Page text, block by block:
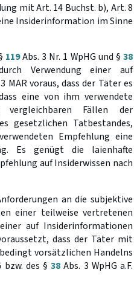
mit Art. 14 Buchst. b), Art. 8
Insiderinformation im Sinne
119Abs. 3 Nr. 1 WpHG und §38
Verwendung einer auf
voraus, dass der Täter es
eine von ihm verwendete
Fällen der
gesetzlichen Tatbestandes,
Empfehlung eine
Es genügt die laienhafte
auf Insiderwissen nach
an die subjektive
einer teilweise vertretenen
auf Insiderinformationen
dass der Täter mit
vorsätzlichen Handelns
bzw. des §38 Abs. 3 WpHG a.F.